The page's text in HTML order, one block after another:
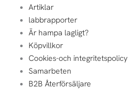
Artiklar
labbrapporter
Är hampa lagligt?
Köpvillkor
Cookies-och integritetspolicy
Samarbeten
B2B Återförsäljare